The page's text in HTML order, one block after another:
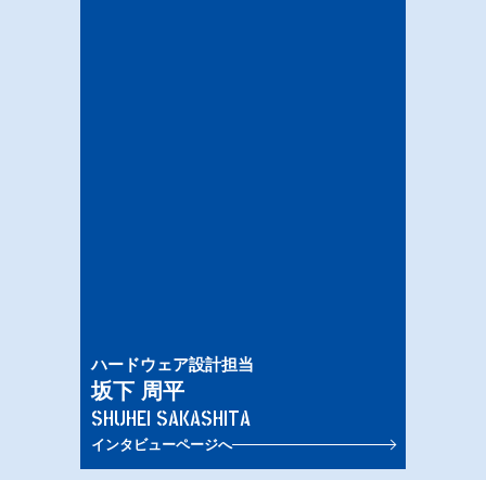
ハードウェア設計担当
坂下 周平
SHUHEI SAKASHITA
インタビューページへ